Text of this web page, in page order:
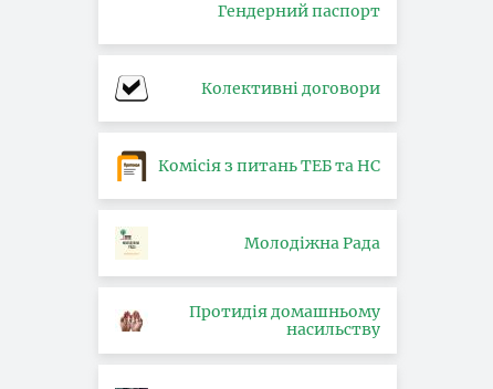
Гендерний паспорт
Колективні договори
Комісія з питань ТЕБ та НС
Молодіжна Рада
Протидія домашньому
насильству